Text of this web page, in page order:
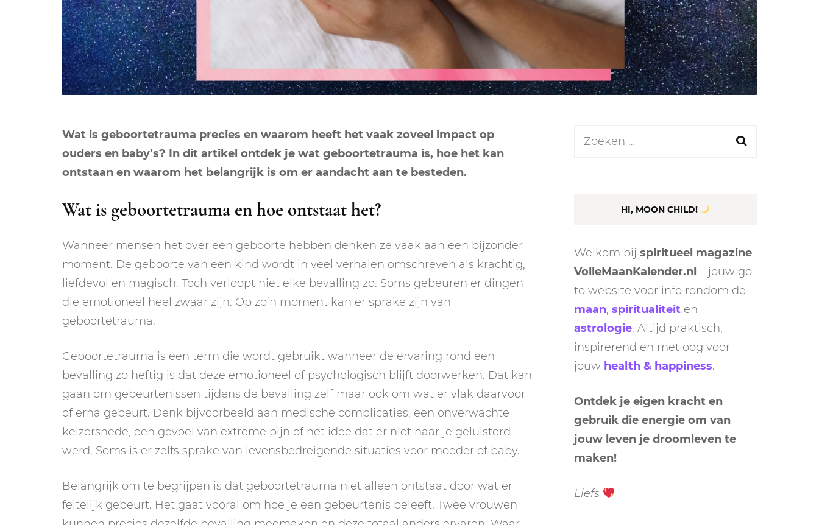
NEGENDE HUIS
TIENDE HUIS
ELFDE HUIS
NEPTUNUS
CHIRON
ORAKEL
RITUELEN
NIEUWE MAAN
RITUELEN
MERCURIUS
RETROGRADE RITUEEL
Wat is geboortetrauma precies en waarom heeft het vaak zoveel impact op
ouders en baby’s? In dit artikel ontdek je wat geboortetrauma is, hoe het kan
ontstaan en waarom het belangrijk is om er aandacht aan te besteden.
Wat is geboortetrauma en hoe ontstaat het?
Wanneer mensen het over een geboorte hebben denken ze vaak aan een bijzonder
moment. De geboorte van een kind wordt in veel verhalen omschreven als krachtig,
liefdevol en magisch. Toch verloopt niet elke bevalling zo. Soms gebeuren er dingen
die emotioneel heel zwaar zijn. Op zo’n moment kan er sprake zijn van
geboortetrauma.
Geboortetrauma is een term die wordt gebruikt wanneer de ervaring rond een
bevalling zo heftig is dat deze emotioneel of psychologisch blijft doorwerken. Dat kan
gaan om gebeurtenissen tijdens de bevalling zelf maar ook om wat er vlak daarvoor
of erna gebeurt. Denk bijvoorbeeld aan medische complicaties, een onverwachte
keizersnede, een gevoel van extreme pijn of het idee dat er niet naar je geluisterd
werd. Soms is er zelfs sprake van levensbedreigende situaties voor moeder of baby.
Belangrijk om te begrijpen is dat geboortetrauma niet alleen ontstaat door wat er
feitelijk gebeurt. Het gaat vooral om hoe je een gebeurtenis beleeft. Twee vrouwen
Zoeken
HI, MOON CHILD!
Welkom bij spiritueel magazine
VolleMaanKalender.nl – jouw go-
to website voor info rondom de
maan, spiritualiteit en
astrologie. Altijd praktisch,
inspirerend en met oog voor
jouw health & happiness.
Ontdek je eigen kracht en
gebruik die energie om van
jouw leven je droomleven te
maken!
Liefs